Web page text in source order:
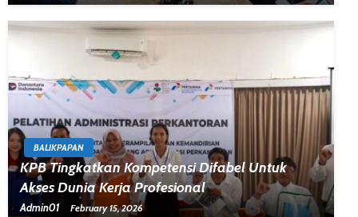
BALIKPAPAN
KPB Tingkatkan Kompetensi Difabel Untuk
Akses Dunia Kerja Profesional
Admin01 February 15, 2026